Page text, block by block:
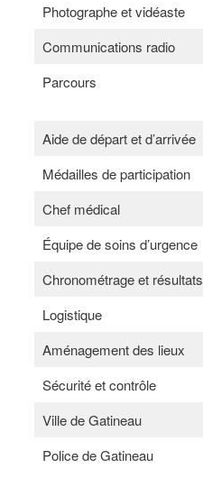
Photographe et vidéaste
Communications radio
Parcours
Aide de départ et d’arrivée
Médailles de participation
Chef médical
Équipe de soins d’urgence
Chronométrage et résultats
Logistique
Aménagement des lieux
Sécurité et contrôle
Ville de Gatineau
Police de Gatineau